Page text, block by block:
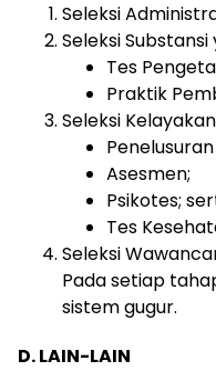
Seleksi
Seleksi
Tes
Praktik
Seleksi
Asesmen;
Psikotes;
Tes
Seleksi
Pada setiap
sistem gugur.
D.LAIN-LAIN